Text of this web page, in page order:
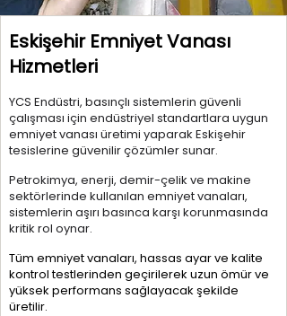
Eskişehir Emniyet Vanası
Hizmetleri
YCS Endüstri, basınçlı sistemlerin güvenli
çalışması için endüstriyel standartlara uygun
emniyet vanası üretimi yaparak Eskişehir
tesislerine güvenilir çözümler sunar.
Petrokimya, enerji, demir-çelik ve makine
sektörlerinde kullanılan emniyet vanaları,
sistemlerin aşırı basınca karşı korunmasında
kritik rol oynar.
Tüm emniyet vanaları, hassas ayar ve kalite
kontrol testlerinden geçirilerek uzun ömür ve
yüksek performans sağlayacak şekilde
üretilir.